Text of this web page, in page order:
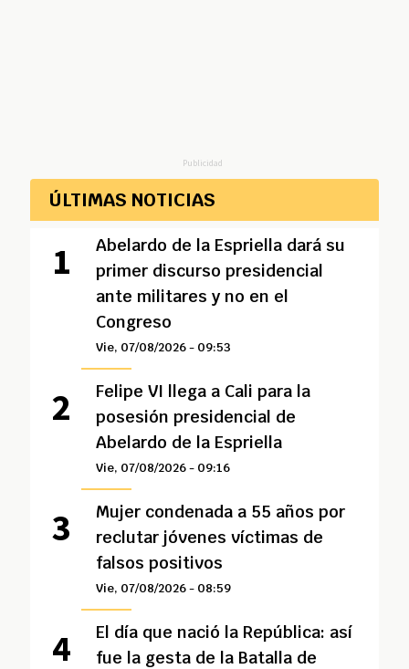
Publicidad
ÚLTIMAS NOTICIAS
Abelardo de la Espriella dará su
primer discurso presidencial
ante militares y no en el
Congreso
Vie, 07/08/2026 - 09:53
Felipe VI llega a Cali para la
posesión presidencial de
Abelardo de la Espriella
Vie, 07/08/2026 - 09:16
Mujer condenada a 55 años por
reclutar jóvenes víctimas de
falsos positivos
Vie, 07/08/2026 - 08:59
El día que nació la República: así
fue la gesta de la Batalla de